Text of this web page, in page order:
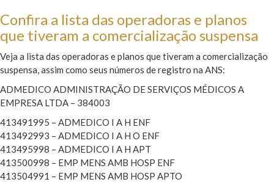
Confira a lista das operadoras e planos
que tiveram a comercialização suspensa
Veja a lista das operadoras e planos que tiveram a comercialização
suspensa, assim como seus números de registro na ANS:
ADMEDICO ADMINISTRAÇÃO DE SERVIÇOS MÉDICOS A
EMPRESA LTDA – 384003
413491995 – ADMEDICO I A H ENF
413492993 – ADMEDICO I A H O ENF
413495998 – ADMEDICO I A H APT
413500998 – EMP MENS AMB HOSP ENF
413504991 – EMP MENS AMB HOSP APTO